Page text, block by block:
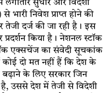
लगातार सुधार और विदेशी
निवेश प्राप्त होने की
तेजी दर्ज की जा रही है। इस
किया है। नेशनल स्टॉक
एक्सचेंज का संवेदी सूचकांक
कोई दो मत नहीं हैं कि देश के
के लिए सरकार जिन
उससे देश में तेजी से विदेशी